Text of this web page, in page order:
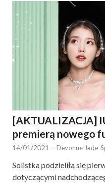
[AKTUALIZACJA]
premierą nowego
14/01/2021 - Devonne Jade-
Solistka podzieliła się
dotyczącymi